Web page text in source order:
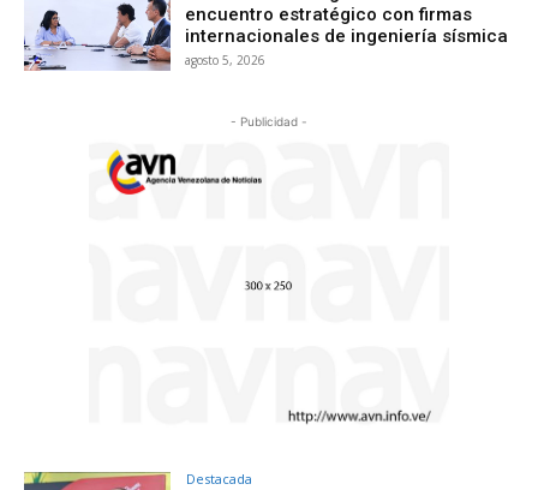
encuentro estratégico con firmas
internacionales de ingeniería sísmica
agosto 5, 2026
- Publicidad -
Destacada